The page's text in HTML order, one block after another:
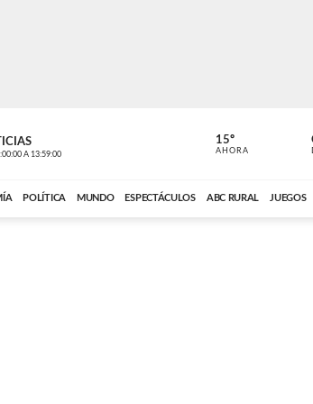
A 13:59:00
CARDINAL
ABC CARDINAL
15º
AHORA
POLÍTICA MUNDO ESPECTÁCULOS ABC RURAL JUEGOS